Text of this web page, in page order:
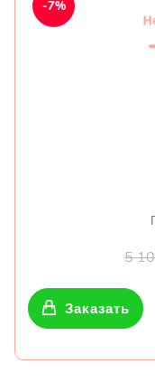
5
-7%
Заказать